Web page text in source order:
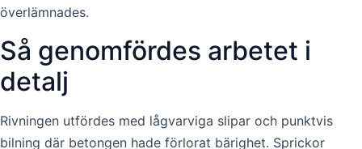
överlämnades.
Så genomfördes arbetet i
detalj
Rivningen utfördes med lågvarviga slipar och punktvis
bilning där betongen hade förlorat bärighet. Sprickor